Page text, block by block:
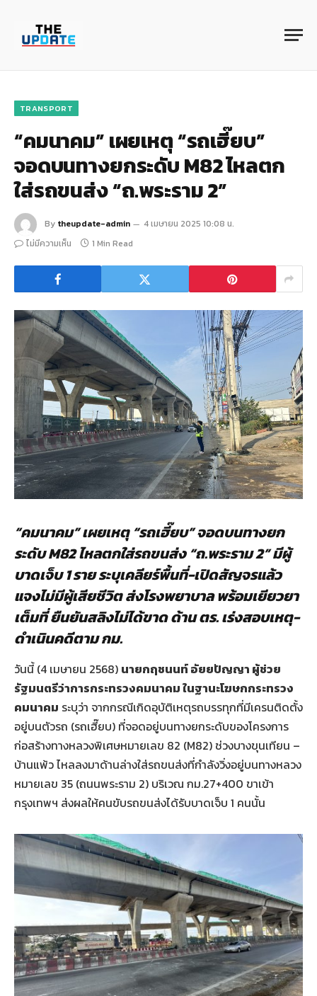
TRANSPORT
“คมนาคม” เผยเหตุ “รถเฮี๊ยบ”
จอดบนทางยกระดับ M82 ไหลตก
ใส่รถขนส่ง “ถ.พระราม 2”
By theupdate-admin
4 เมษายน 2025 10:08 น.
ไม่มีความเห็น
1 Min Read
“คมนาคม” เผยเหตุ “รถเฮี๊ยบ” จอดบนทางยก
ระดับM82 ไหลตกใส่รถขนส่ง “ถ.พระราม 2” มีผู้
บาดเจ็บ 1 ราย ระบุเคลียร์พื้นที่-เปิดสัญจรแล้ว
แจงไม่มีผู้เสียชีวิต ส่งโรงพยาบาล พร้อมเยียวยา
เต็มที่ ยืนยันสลิงไม่ได้ขาด ด้าน ตร. เร่งสอบเหตุ-
ดำเนินคดีตาม กม.
วันนี้ (4 เมษายน 2568) นายกฤชนนท์ อัยยปัญญา ผู้ช่วย
รัฐมนตรีว่าการกระทรวงคมนาคม ในฐานะโฆษกกระทรวง
คมนาคม ระบุว่า จากกรณีเกิดอุบัติเหตุรถบรรทุกที่มีเครนติดตั้ง
อยู่บนตัวรถ (รถเฮี๊ยบ) ที่จอดอยู่บนทางยกระดับของโครงการ
ก่อสร้างทางหลวงพิเศษหมายเลข 82 (M82) ช่วงบางขุนเทียน –
บ้านแพ้ว ไหลลงมาด้านล่างใส่รถขนส่งที่กำลังวิ่งอยู่บนทางหลวง
หมายเลข 35 (ถนนพระราม 2) บริเวณ กม.27+400 ขาเข้า
กรุงเทพฯ ส่งผลให้คนขับรถขนส่งได้รับบาดเจ็บ 1 คนนั้น